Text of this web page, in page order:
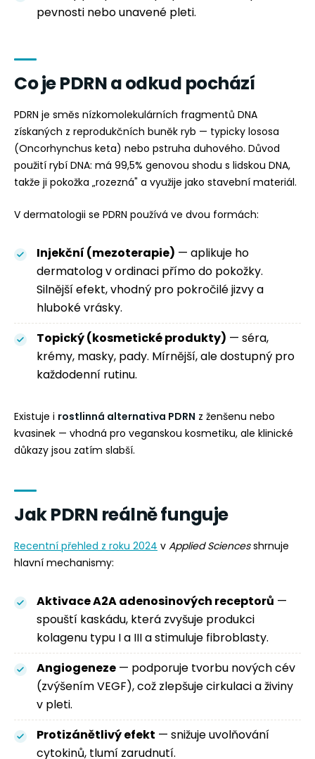
pevnosti nebo unavené pleti.
Co je PDRN a odkud pochází
PDRN je směs nízkomolekulárních fragmentů DNA
získaných z reprodukčních buněk ryb — typicky lososa
(Oncorhynchus keta) nebo pstruha duhového. Důvod
použití rybí DNA: má 99,5% genovou shodu s lidskou DNA,
takže ji pokožka „rozezná" a využije jako stavební materiál.
V dermatologii se PDRN používá ve dvou formách:
Injekční (mezoterapie) — aplikuje ho
dermatolog v ordinaci přímo do pokožky.
Silnější efekt, vhodný pro pokročilé jizvy a
hluboké vrásky.
Topický (kosmetické produkty) — séra,
krémy, masky, pady. Mírnější, ale dostupný pro
každodenní rutinu.
Existuje i rostlinná alternativa PDRN z ženšenu nebo
kvasinek — vhodná pro veganskou kosmetiku, ale klinické
důkazy jsou zatím slabší.
Jak PDRN reálně funguje
Recentní přehled z roku 2024 v Applied Sciencesshrnuje
hlavní mechanismy:
Aktivace A2A adenosinových receptorů —
spouští kaskádu, která zvyšuje produkci
kolagenu typu I a III a stimuluje fibroblasty.
Angiogeneze — podporuje tvorbu nových cév
(zvýšením VEGF), což zlepšuje cirkulaci a živiny
v pleti.
Protizánětlivý efekt — snižuje uvolňování
cytokinů, tlumí zarudnutí.